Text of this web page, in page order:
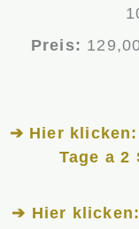
Preis:
➔ Hier
Tage a 2
➔ Hier